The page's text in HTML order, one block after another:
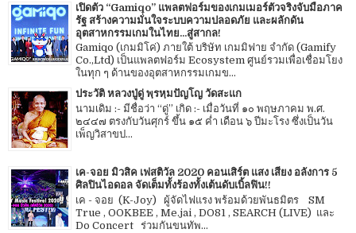
เปิดตัว “Gamiqo” แพลตฟอร์มของเกมเมอร์ตัวจริงจับมือภาค
รัฐ สร้างความมั่นใจระบบความปลอดภัย และผลักดัน
อุตสาหกรรมเกมในไทย...สู่สากล!
Gamiqo (เกมมิโค่) ภายใต้ บริษัท เกมมิฟาย จำกัด (Gamify
Co.,Ltd) เป็นแพลตฟอร์ม Ecosystem ศูนย์รวมเพื่อเชื่อมโยง
ในทุก ๆ ด้านของอุตสาหกรรมเกมข...
ประวัติ หลวงปู่ดู่ พฺรหฺมปัญโญ วัดสะแก
นามเดิม :- มีชื่อว่า “ดู่” เกิด :- เมื่อวันที่ ๑๐ พฤษภาคม พ.ศ.
๒๔๔๗ ตรงกับวันศุกร์ ขึ้น ๑๕ ค่ำ เดือน ๖ ปีมะโรง ซึ่งเป็นวัน
เพ็ญวิสาขป...
เค-จอย มิวสิค เฟสติวัล 2020 คอนเสิร์ต แสง เสียง อลังการ 5
ศิลปินไอดอล จัดเต็มทั้งร้องทั้งเต้นดับเบิ้ลฟิน!!
เค - จอย (K-Joy) ผู้จัดไฟแรง พร้อมด้วยพันธมิตร SM
True , OOKBEE , Me.jai , DO81 , SEARCH (LIVE) และ
Do Concert ร่วมกันขนทัพ...